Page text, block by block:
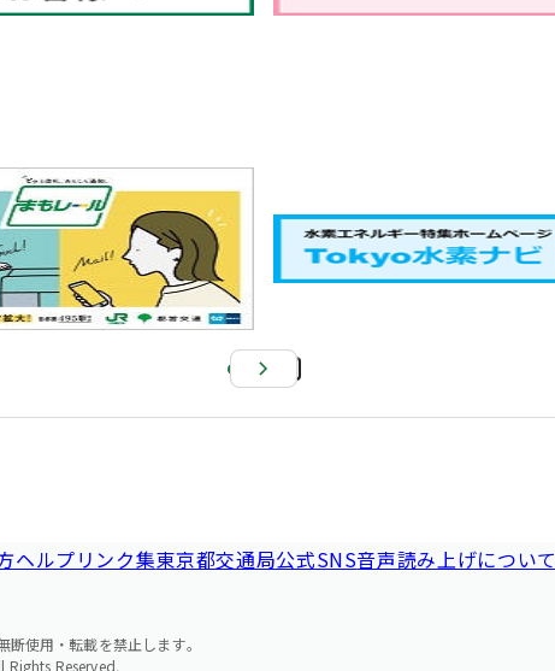
Pa
ヘルプリンク集東京都交通局公式SNS音声読み上げについて
使用・転載を禁止します。
Reserved.